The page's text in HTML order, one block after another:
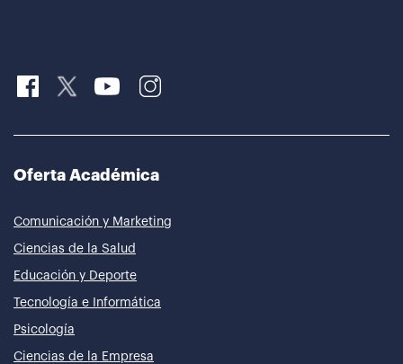
Oferta Académica
Comunicación y Marketing
Ciencias de la Salud
Educación y Deporte
Tecnología e Informática
Psicología
Ciencias de la Empresa